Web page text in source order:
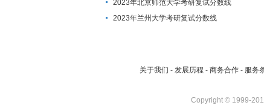
费标准及拟招生人数
2023年北京师范大学考研复试分数线
2023年兰州大学考研复试分数线
关于我们 - 发展历程 - 商务合作 - 服务
Copyright © 1999-